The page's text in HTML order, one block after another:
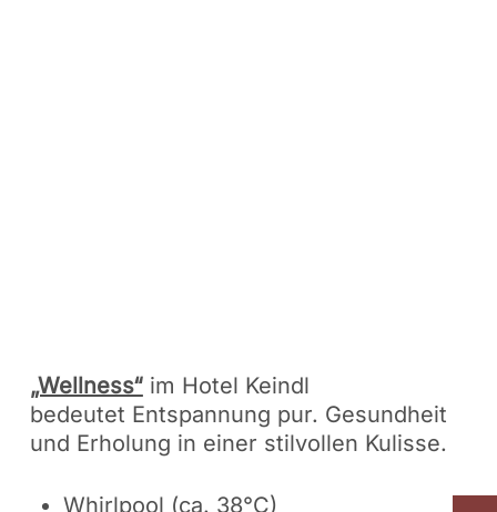
„Wellness“im Hotel Keindl
bedeutet Entspannung pur. Gesundheit
und Erholung in einer stilvollen Kulisse.
Whirlpool (ca. 38°C)